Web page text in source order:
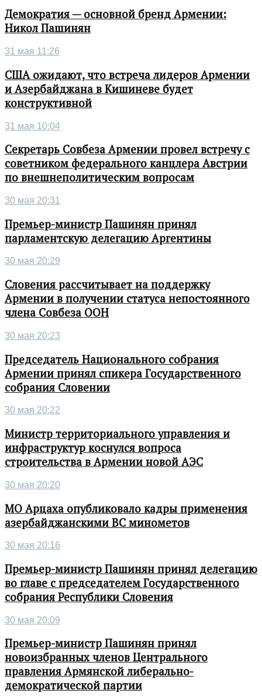
Демократия — основной бренд Армении:
Никол Пашинян
31 мая 11:26
США ожидают, что встреча лидеров Армении
и Азербайджана в Кишиневе будет
конструктивной
31 мая 10:04
Секретарь Совбеза Армении провел встречу с
советником федерального канцлера Австрии
по внешнеполитическим вопросам
30 мая 20:31
Премьер-министр Пашинян принял
парламентскую делегацию Аргентины
30 мая 20:29
Словения рассчитывает на поддержку
Армении в получении статуса непостоянного
члена Совбеза ООН
30 мая 20:23
Председатель Национального собрания
Армении принял спикера Государственного
собрания Словении
30 мая 20:22
Министр территориального управления и
инфраструктур коснулся вопроса
строительства в Армении новой АЭС
30 мая 20:20
МО Арцаха опубликовало кадры применения
азербайджанскими ВС минометов
30 мая 20:16
Премьер-министр Пашинян принял делегацию
во главе с председателем Государственного
собрания Республики Словения
30 мая 20:09
Премьер-министр Пашинян принял
новоизбранных членов Центрального
правления Армянской либерально-
демократической партии